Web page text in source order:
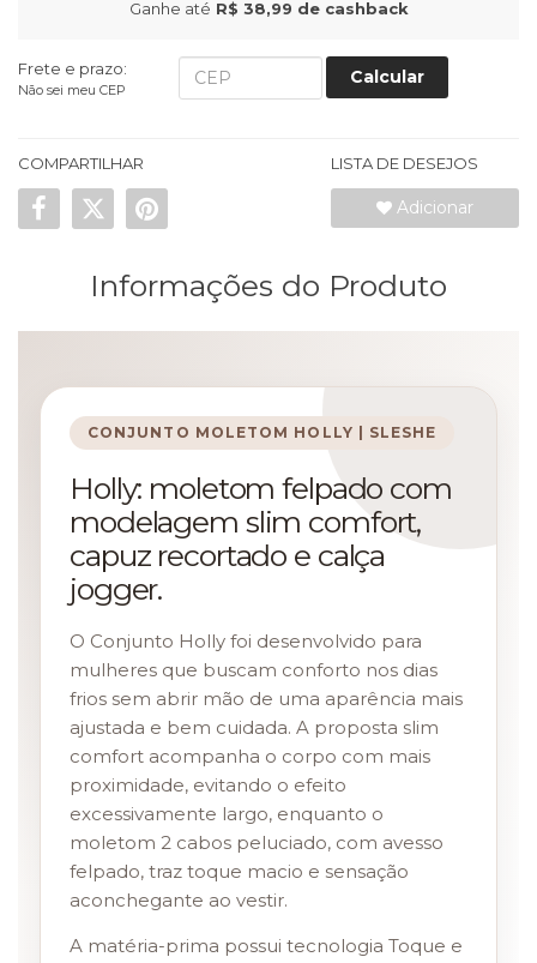
Ganhe até R$ 38,99 de cashback
Frete e prazo:
Não sei meu CEP
Calcular
COMPARTILHAR LISTA DE DESEJOS
Adicionar
Informações do Produto
CONJUNTO MOLETOM HOLLY | SLESHE
Holly: moletom felpado com
modelagem slim comfort,
capuz recortado e calça
jogger.
O Conjunto Holly foi desenvolvido para
mulheres que buscam conforto nos dias
frios sem abrir mão de uma aparência mais
ajustada e bem cuidada. A proposta slim
comfort acompanha o corpo com mais
proximidade, evitando o efeito
excessivamente largo, enquanto o
moletom 2 cabos peluciado, com avesso
felpado, traz toque macio e sensação
aconchegante ao vestir.
A matéria-prima possui tecnologia Toque e